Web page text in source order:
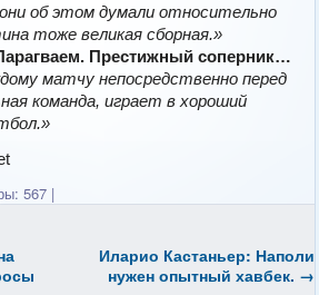
об этом думали относительно
тоже великая сборная.»
Престижный соперник…
матчу непосредственно перед
команда, играет в хороший
567 |
Иларио Кастаньер: Наполи
нужен опытный хавбек. →